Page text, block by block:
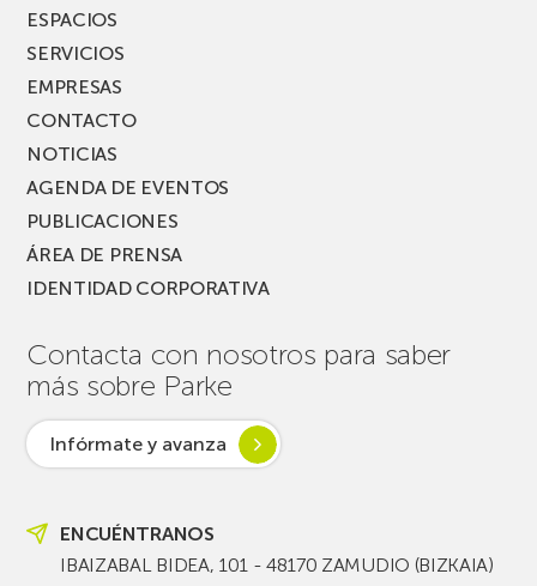
ESPACIOS
SERVICIOS
EMPRESAS
CONTACTO
NOTICIAS
AGENDA DE EVENTOS
PUBLICACIONES
ÁREA DE PRENSA
IDENTIDAD CORPORATIVA
Contacta con nosotros para saber
más sobre Parke
Infórmate y avanza
ENCUÉNTRANOS
IBAIZABAL BIDEA, 101 - 48170 ZAMUDIO (BIZKAIA)